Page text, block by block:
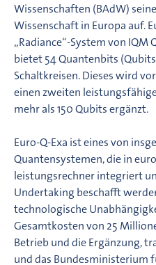
Wissenschaften (BAdW)
Wissenschaft in Europa auf.
„Radiance“-System von
bietet 54 Quantenbits
Schaltkreisen. Dieses wird
einen zweiten
mehr als 150 Qubits ergänzt.
Euro-Q-Exa ist eines von
Quantensystemen, die in
leistungsrechner integriert
Undertaking beschafft
technologische
Gesamtkosten von 25
Betrieb und die Ergänzung,
und das Bundesministerium